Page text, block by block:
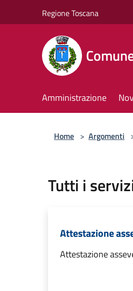
Regione Toscana
Amministrazione
Home > Argomenti
Tutti i
Attestazione
Attestazione